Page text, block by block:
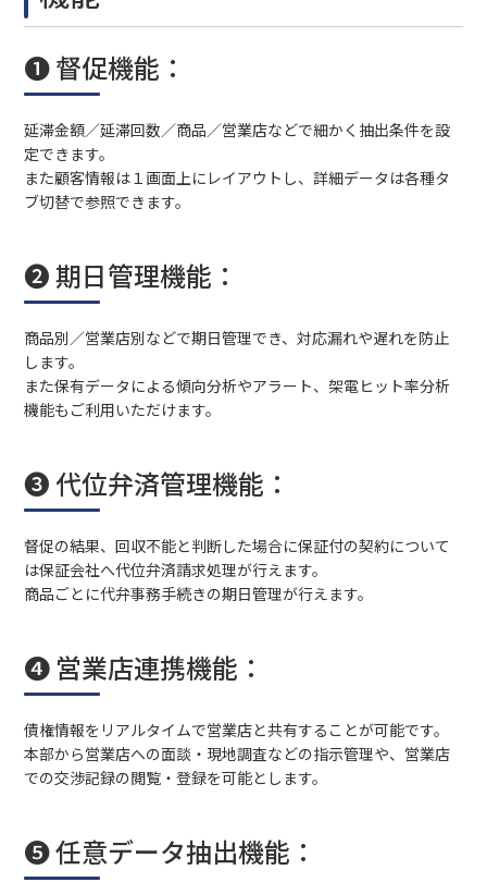
❶ 督促機能：
延滞金額／延滞回数／商品／営業店などで細かく抽出条件を設
定できます。
また顧客情報は１画面上にレイアウトし、詳細データは各種タ
ブ切替で参照できます。
❷ 期日管理機能：
商品別／営業店別などで期日管理でき、対応漏れや遅れを防止
します。
また保有データによる傾向分析やアラート、架電ヒット率分析
機能もご利用いただけます。
❸ 代位弁済管理機能：
督促の結果、回収不能と判断した場合に保証付の契約について
は保証会社へ代位弁済請求処理が行えます。
商品ごとに代弁事務手続きの期日管理が行えます。
❹ 営業店連携機能：
債権情報をリアルタイムで営業店と共有することが可能です。
本部から営業店への面談・現地調査などの指示管理や、営業店
での交渉記録の閲覧・登録を可能とします。
❺ 任意データ抽出機能：